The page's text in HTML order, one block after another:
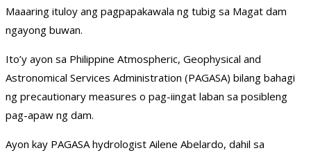
Maaaring ituloy ang pagpapakawala ng tubig sa Magat dam
ngayong buwan.
Ito’y ayon sa Philippine Atmospheric, Geophysical and
Astronomical Services Administration (PAGASA) bilang bahagi
ng precautionary measures o pag-iingat laban sa posibleng
pag-apaw ng dam.
Ayon kay PAGASA hydrologist Ailene Abelardo, dahil sa